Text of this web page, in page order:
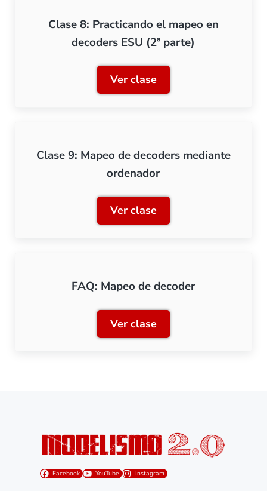
Clase 8: Practicando el mapeo en
decoders ESU (2ª parte)
Ver claseClase 8: Practicando el
Clase 9: Mapeo de decoders mediante
ordenador
Ver claseClase 9: Mapeo de
FAQ: Mapeo de decoder
Ver claseFAQ: Mapeo de decoder
Facebook YouTube Instagram